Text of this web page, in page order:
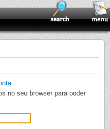
no seu browser para poder